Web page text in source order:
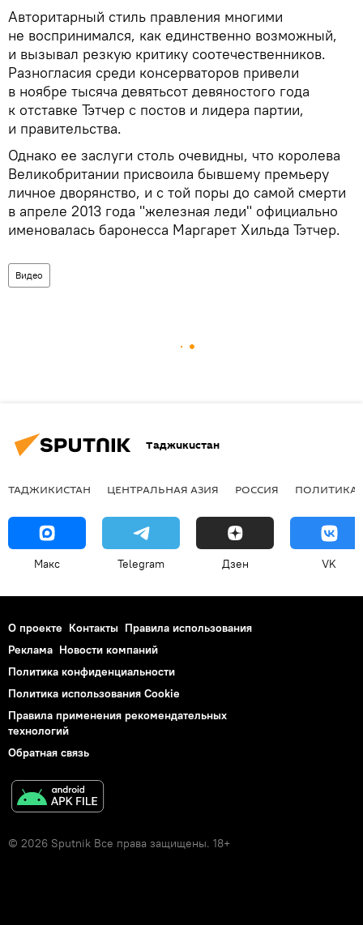
Авторитарный стиль правления многими
не воспринимался, как единственно возможный,
и вызывал резкую критику соотечественников.
Разногласия среди консерваторов привели
в ноябре тысяча девятьсот девяностого года
к отставке Тэтчер с постов и лидера партии,
и правительства.
Однако ее заслуги столь очевидны, что королева
Великобритании присвоила бывшему премьеру
личное дворянство, и с той поры до самой смерти
в апреле 2013 года "железная леди" официально
именовалась баронесса Маргарет Хильда Тэтчер.
Видео
Таджикистан
ТАДЖИКИСТАН ЦЕНТРАЛЬНАЯ АЗИЯ РОССИЯ ПОЛИТИКА
Макс Telegram Дзен VK
О проекте Контакты Правила использования
Реклама Новости компаний
Политика конфиденциальности
Политика использования Cookie
Правила применения рекомендательных
технологий
Обратная связь
© 2026 Sputnik Все права защищены. 18+